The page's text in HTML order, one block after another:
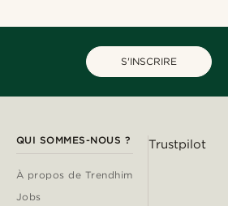
S'INSCRIRE
QUI SOMMES-NOUS ?
À propos de Trendhim
Jobs
Trustpilot